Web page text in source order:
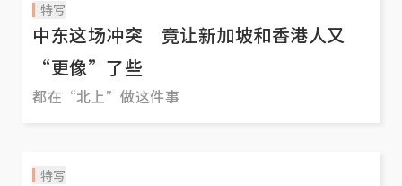
特写
中东这场冲突 竟让新加坡和香港人又
“更像”了些
都在“北上”做这件事
特写